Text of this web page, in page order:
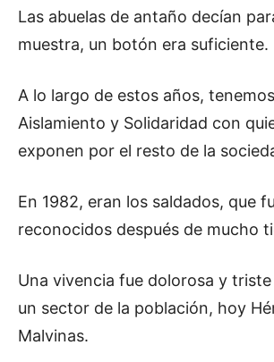
Las abuelas de antaño decían
muestra, un botón era suficiente.
A lo largo de estos años,
Aislamiento y Solidaridad con
exponen por el resto de la
En 1982, eran los saldados, que
reconocidos después de mucho
Una vivencia fue dolorosa y
un sector de la población, hoy
Malvinas.